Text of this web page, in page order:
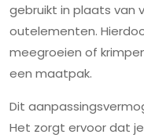
gebruikt in plaats van
outelementen.
meegroeien of
een maatpak.
Dit
Het zorgt ervoor dat